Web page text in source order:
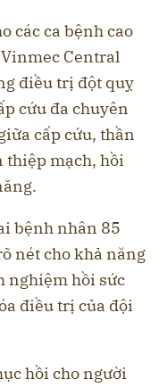
các ca bệnh cao
Central
điều trị đột quỵ
cứu đa chuyên
cấp cứu, thần
thiệp mạch, hồi
bệnh nhân 85
nét cho khả năng
nghiệm hồi sức
điều trị của đội
hồi cho người